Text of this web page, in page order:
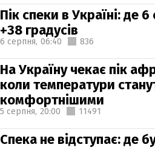
Пік спеки в Україні: де
+38 градусів
6 серпня, 06:40 836
На Україну чекає пік
коли температури
комфортнішими
5 серпня, 20:00 11491
Спека не відступає: де